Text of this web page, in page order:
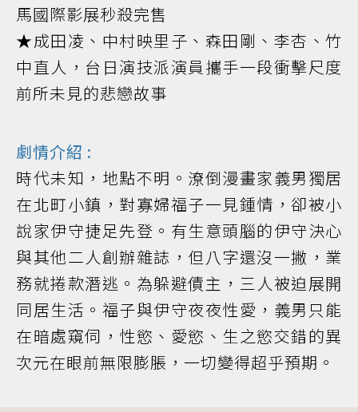
馬國際影展秒殺完售
★成田凌、中村映里子、森田剛、李杏、竹
中直人，台日演技派演員攜手一段衝擊尺度
前所未見的悲戀故事
劇情介紹 :
時代未知，地點不明。潦倒漫畫家義男獨居
在北町小鎮，對寡婦福子一見鍾情，卻被小
說家伊守捷足先登。有生意頭腦的伊守決心
與其他二人創辦雜誌，但八字還沒一撇，業
務就捲款潛逃。為躲避債主，三人被迫展開
同居生活。福子與伊守夜夜性愛，義男只能
在暗處窺伺，性慾、愛慾、生之慾交錯的異
次元在眼前無限膨脹，一切變得超乎預期。